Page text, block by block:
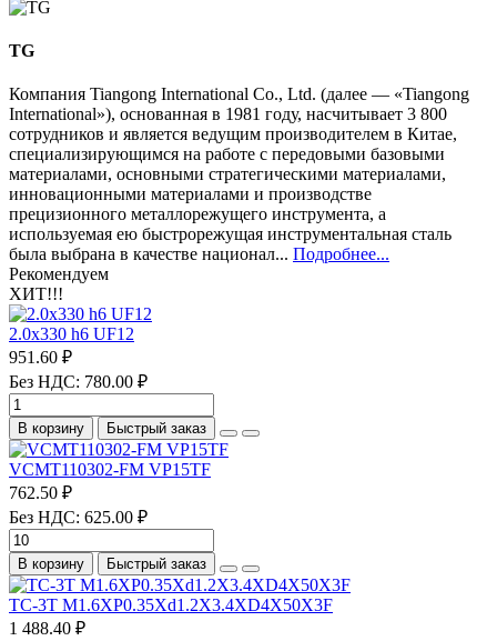
TG
Компания Tiangong International Co., Ltd. (далее — «Tiangong
International»), основанная в 1981 году, насчитывает 3 800
сотрудников и является ведущим производителем в Китае,
специализирующимся на работе с передовыми базовыми
материалами, основными стратегическими материалами,
инновационными материалами и производстве
прецизионного металлорежущего инструмента, а
используемая ею быстрорежущая инструментальная сталь
была выбрана в качестве национал... Подробнее...
Рекомендуем
ХИТ!!!
2.0х330 h6 UF12
951.60 ₽
Без НДС: 780.00 ₽
В корзину Быстрый заказ
VCMT110302-FM VP15TF
762.50 ₽
Без НДС: 625.00 ₽
В корзину Быстрый заказ
TC-3T M1.6XP0.35Xd1.2X3.4XD4X50X3F
1 488.40 ₽